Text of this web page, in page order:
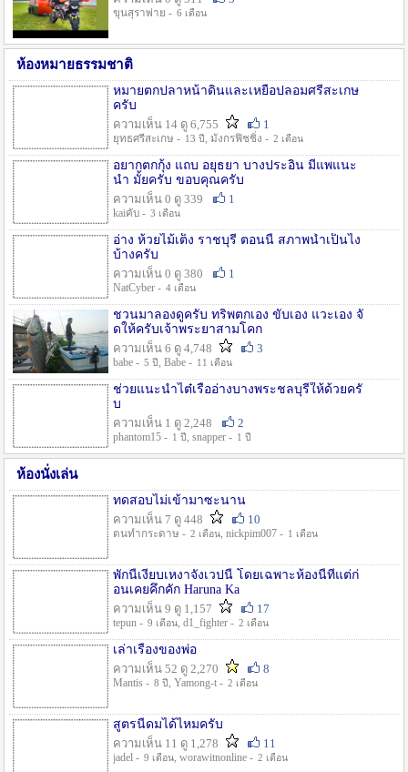
ขุนสุราพ่าย - 6 เดือน
ห้องหมายธรรมชาติ
หมายตกปลาหน้าดินและเหยื่อปลอมศรีสะเกษ
ครับ
ความเห็น 14 ดู 6,755
1
ยุทธศรีสะเกษ - 13 ปี , มังกรฟิชชิ่ง - 2 เดือน
อยากตกกุ้ง แถบ อยุธยา บางประอิน มีแพแนะ
นำ มั้ยครับ ขอบคุณครับ
ความเห็น 0 ดู 339
1
kaiคับ - 3 เดือน
อ่าง ห้วยไม้เต็ง ราชบุรี ตอนนี้ สภาพน้ำเป็นไง
บ้างครับ
ความเห็น 0 ดู 380
1
NatCyber - 4 เดือน
ชวนมาลองดูครับ ทริพตกเอง ขับเอง แวะเอง จั
ดให้ครับเจ้าพระยาสามโคก
ความเห็น 6 ดู 4,748
3
babe - 5 ปี , Babe - 11 เดือน
ช่วยแนะนำไต๋เรืออ่างบางพระชลบุรีให้ด้วยครั
บ
ความเห็น 1 ดู 2,248
2
phantom15 - 1 ปี , snapper - 1 ปี
ห้องนั่งเล่น
ทดสอบไม่เข้ามาซะนาน
ความเห็น 7 ดู 448
10
ตนทำกระดาษ - 2 เดือน, nickpim007 - 1 เดือน
พักนี้เงียบเหงาจังเวปนี้ โดยเฉพาะห้องนี้ที่แต่ก่
อนเคยคึกคัก Haruna Ka
ความเห็น 9 ดู 1,157
17
tepun - 9 เดือน, d1_fighter - 2 เดือน
เล่าเรื่องของพ่อ
ความเห็น 52 ดู 2,270
8
Mantis - 8 ปี , Yamong-t - 2 เดือน
สูตรนี้ดมได้ไหมครับ
ความเห็น 11 ดู 1,278
11
jadel - 9 เดือน, worawitnonline - 2 เดือน